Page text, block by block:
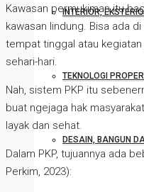
INTERIOR,
TEKNOLOGI
DESAIN, BANGUN
Kawasan permukiman itu
kawasan lindung. Bisa ada
tempat tinggal atau
sehari-hari.
Nah, sistem PKP itu
buat ngejaga hak
layak dan sehat.
Dalam PKP, tujuannya ada
Perkim, 2023):